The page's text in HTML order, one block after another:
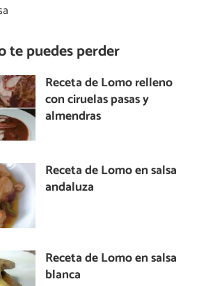
te puedes perder
Receta de Lomo relleno
con ciruelas pasas y
almendras
Receta de Lomo en salsa
andaluza
Receta de Lomo en salsa
blanca